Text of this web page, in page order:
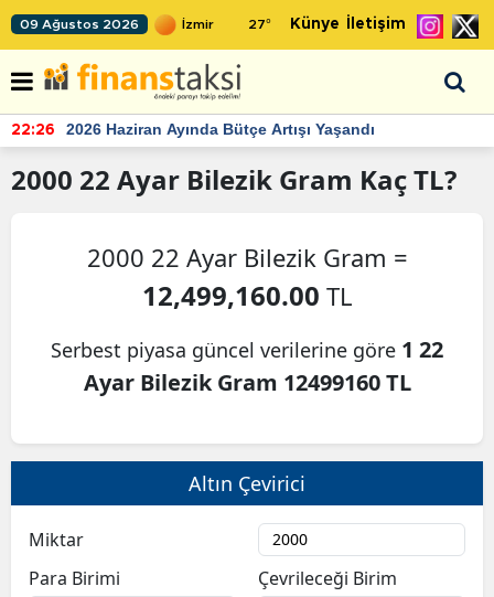
09 Ağustos 2026 27° Künye İletişim
22:26 2026 Haziran Ayında Bütçe Artışı Yaşandı
2000 22 Ayar Bilezik Gram Kaç TL?
2000 22 Ayar Bilezik Gram =
12,499,160.00 TL
Serbest piyasa güncel verilerine göre 1 22
Ayar Bilezik Gram 12499160 TL
Altın Çevirici
Miktar
Para Birimi
Çevrileceği Birim